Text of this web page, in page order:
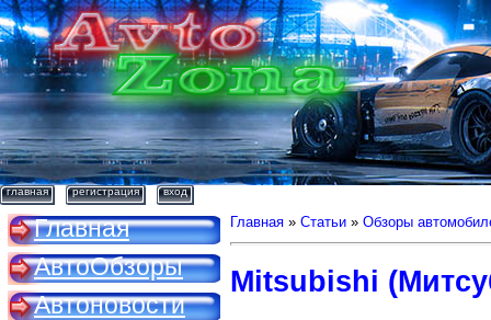
главная регистрация вход
Главная
АвтоОбзоры
Автоновости
Главная » Статьи » Обзоры
Mitsubishi